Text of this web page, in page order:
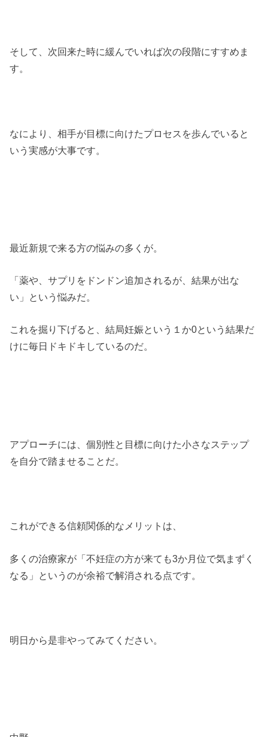
そして、次回来た時に緩んでいれば次の段階にすすめま
す。
なにより、相手が目標に向けたプロセスを歩んでいると
いう実感が大事です。
最近新規で来る方の悩みの多くが。
「薬や、サプリをドンドン追加されるが、結果が出な
い」という悩みだ。
これを掘り下げると、結局妊娠という１か0という結果だ
けに毎日ドキドキしているのだ。
アプローチには、個別性と目標に向けた小さなステップ
を自分で踏ませることだ。
これができる信頼関係的なメリットは、
多くの治療家が「不妊症の方が来ても3か月位で気まずく
なる」というのが余裕で解消される点です。
明日から是非やってみてください。